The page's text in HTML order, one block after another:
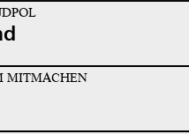
MITMACHEN